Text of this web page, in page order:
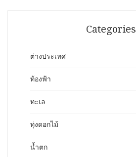
Categories
ต่างประเทศ
ท้องฟ้า
ทะเล
ทุ่งดอกไม้
น้ำตก